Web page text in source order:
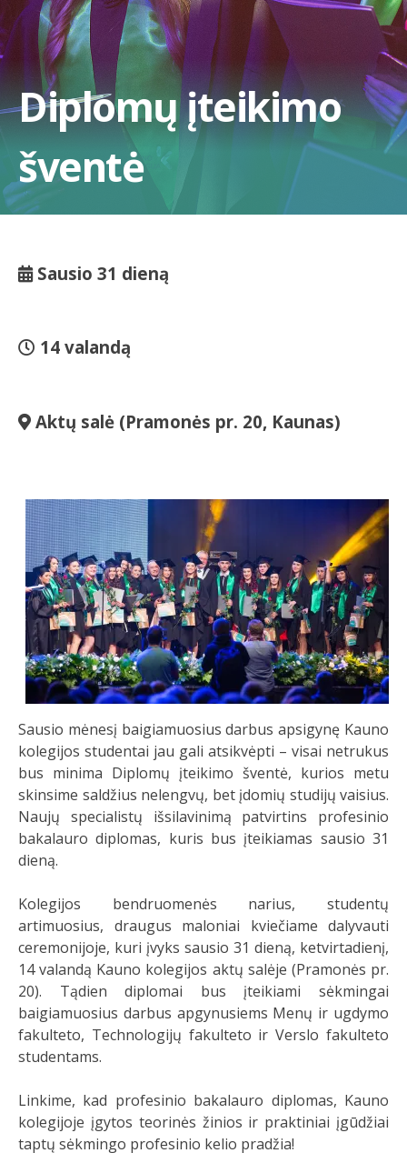
Diplomų įteikimo
šventė
Sausio 31 dieną
14 valandą
Aktų salė (Pramonės pr. 20, Kaunas)
Sausio mėnesį baigiamuosius darbus apsigynę Kauno
kolegijos studentai jau gali atsikvėpti – visai netrukus
bus minima Diplomų įteikimo šventė, kurios metu
skinsime saldžius nelengvų, bet įdomių studijų vaisius.
Naujų specialistų išsilavinimą patvirtins profesinio
bakalauro diplomas, kuris bus įteikiamas sausio 31
dieną.
Kolegijos bendruomenės narius, studentų
artimuosius, draugus maloniai kviečiame dalyvauti
ceremonijoje, kuri įvyks sausio 31 dieną, ketvirtadienį,
14 valandą Kauno kolegijos aktų salėje (Pramonės pr.
20). Tądien diplomai bus įteikiami sėkmingai
baigiamuosius darbus apgynusiems Menų ir ugdymo
fakulteto, Technologijų fakulteto ir Verslo fakulteto
studentams.
Linkime, kad profesinio bakalauro diplomas, Kauno
kolegijoje įgytos teorinės žinios ir praktiniai įgūdžiai
taptų sėkmingo profesinio kelio pradžia!